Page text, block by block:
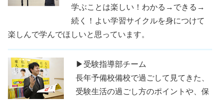
学ぶことは楽しい！わかる→できる→
続く！よい学習サイクルを身につけて
楽しんで学んでほしいと思っています。
▶受験指導部チーム
長年予備校備校で過ごして見てきた、
受験生活の過ごし方のポイントや、保